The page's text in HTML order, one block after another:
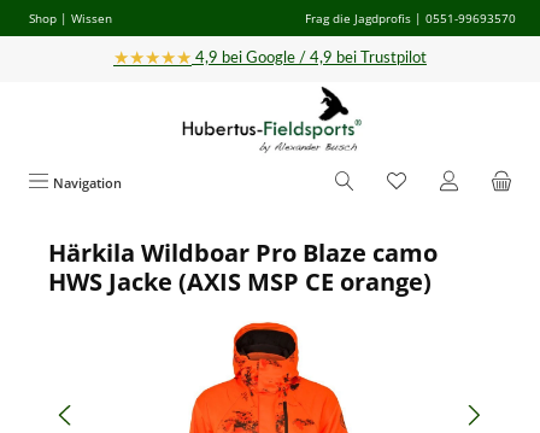
Zum Hauptinhalt springen
Shop | Wissen Frag die Jagdprofis | 0551-99693570
★★★★★ 4,9 bei Google / 4,9 bei Trustpilot
Navigation
Bildergalerie überspringen
Härkila Wildboar Pro Blaze camo
HWS Jacke (AXIS MSP CE orange)